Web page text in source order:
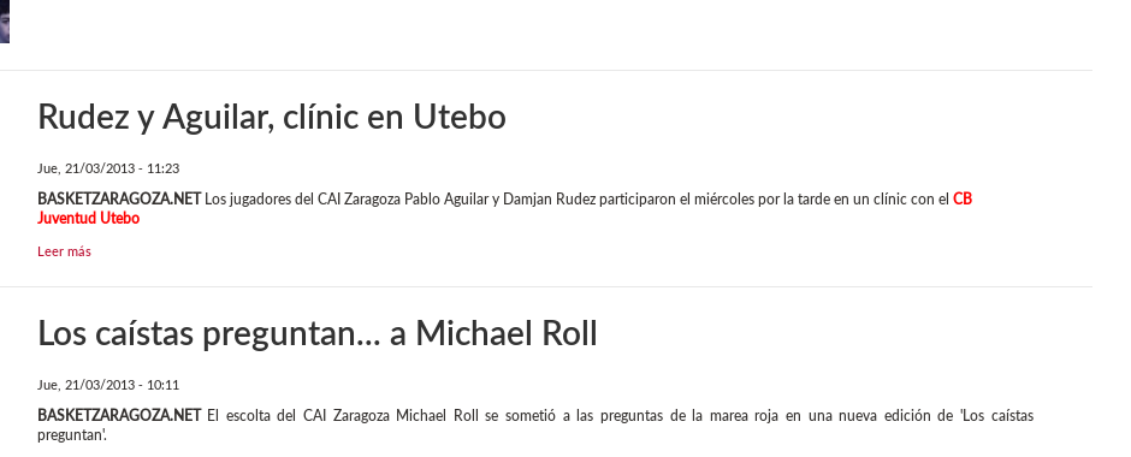
Rudez y Aguilar, clínic en Utebo
Jue, 21/03/2013 - 11:23
BASKETZARAGOZA.NETLos jugadores del CAI Zaragoza Pablo Aguilar y Damjan Rudez participaron el miércoles por la tarde en un clínic con el CB
Juventud Utebo
Leer más
Los caístas preguntan... a Michael Roll
Jue, 21/03/2013 - 10:11
BASKETZARAGOZA.NETEl escolta del CAI Zaragoza Michael Roll se sometió a las preguntas de la marea roja en una nueva edición de 'Los caístas
preguntan'.